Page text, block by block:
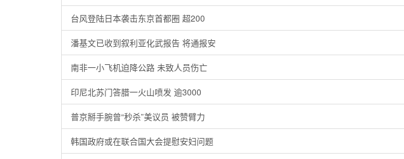
台风登陆日本袭击东京首都圈 超200
潘基文已收到叙利亚化武报告 将通报安
南非一小飞机迫降公路 未致人员伤亡
印尼北苏门答腊一火山喷发 逾3000
普京掰手腕曾“秒杀”美议员 被赞臂力
韩国政府或在联合国大会提慰安妇问题